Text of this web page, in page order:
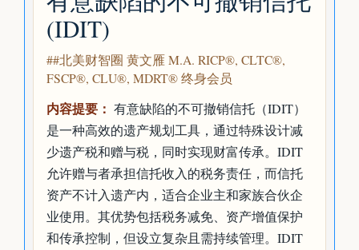
(IDIT)
##北美财智圈 黄文雁 M.A. RICP®, CLTC®,
FSCP®, CLU®, MDRT® 终身会员
内容提要： 有意缺陷的不可撤销信托（IDIT）
是一种高效的遗产规划工具，通过特殊设计减
少遗产税和赠与税，同时实现财富传承。IDIT
允许赠与者承担信托收入的税务责任，而信托
资产不计入遗产内，适合企业主和家族合伙企
业使用。其优势包括税务减免、资产增值保护
和传承控制，但设立复杂且需持续管理。IDIT